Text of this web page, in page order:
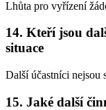
Lhůta pro vyřízení
14. Kteří jsou
situace
Další účastníci nejsou
15. Jaké další